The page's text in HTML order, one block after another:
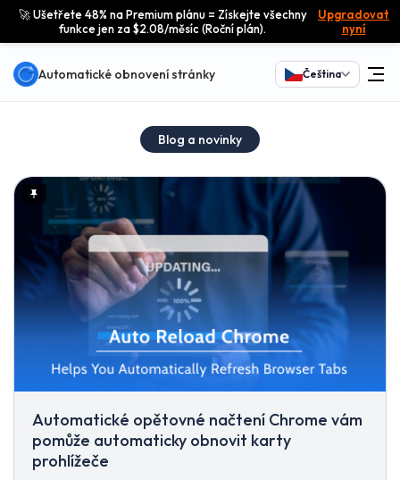
🚀 Ušetřete 48% na Premium plánu = Získejte všechny
funkce jen za $2.08/měsíc (Roční plán).
Upgradovat
nyní
Automatické obnovení stránky Čeština
Blog a novinky
Automatické opětovné načtení Chrome vám
pomůže automaticky obnovit karty
prohlížeče